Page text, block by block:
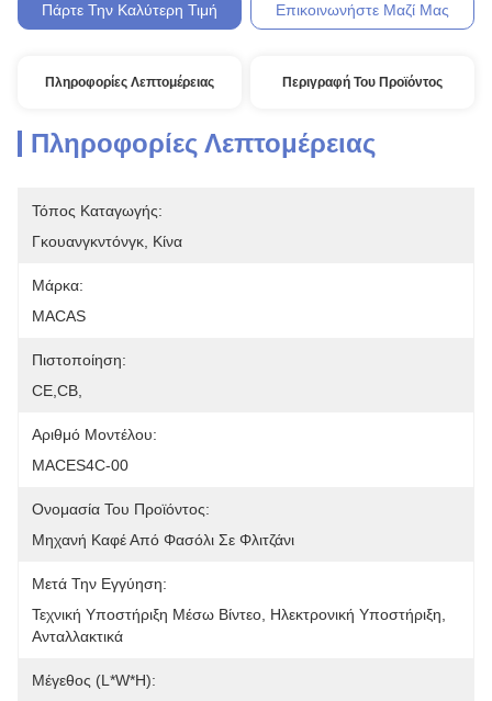
Πάρτε Την Καλύτερη Τιμή
Επικοινωνήστε Μαζί Μας
Πληροφορίες Λεπτομέρειας Περιγραφή Του Προϊόντος
Πληροφορίες Λεπτομέρειας
Τόπος Καταγωγής:
Γκουανγκντόνγκ, Κίνα
Μάρκα:
MACAS
Πιστοποίηση:
CE,CB,
Αριθμό Μοντέλου:
MACES4C-00
Ονομασία Του Προϊόντος:
Μηχανή Καφέ Από Φασόλι Σε Φλιτζάνι
Μετά Την Εγγύηση:
Τεχνική Υποστήριξη Μέσω Βίντεο, Ηλεκτρονική Υποστήριξη,
Ανταλλακτικά
Μέγεθος (L*W*H):